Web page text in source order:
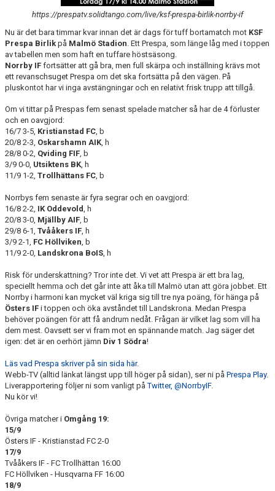
BILDARKIV
BILDER 2025
TABELL ETTAN SÖDRA 2025
https://prespatv.solidtango.com/live/ksf-prespa-birlik-norrby-if
Nu är det bara timmar kvar innan det är dags för tuff bortamatch mot KSF
Prespa Birlik på Malmö Stadion. Ett Prespa, som länge låg med i toppen
av tabellen men som haft en tuffare höstsäsong.
Norrby IF fortsätter att gå bra, men full skärpa och inställning krävs mot
ett revanschsuget Prespa om det ska fortsätta på den vägen. På
pluskontot har vi inga avstängningar och en relativt frisk trupp att tillgå.
Om vi tittar på Prespas fem senast spelade matcher så har de 4 förluster
och en oavgjord:
16/7 3-5, Kristianstad FC, b
20/8 2-3, Oskarshamn AIK, h
28/8 0-2, Qviding FIF, b
3/9 0-0, Utsiktens BK, h
11/9 1-2, Trollhättans FC, b
Norrbys fem senaste är fyra segrar och en oavgjord:
16/8 2-2, IK Oddevold, h
20/8 3-0, Mjällby AIF, b
29/8 6-1, Tvååkers IF, h
3/9 2-1, FC Höllviken, b
11/9 2-0, Landskrona BoIS, h
Risk för underskattning? Tror inte det. Vi vet att Prespa är ett bra lag,
speciellt hemma och det går inte att åka till Malmö utan att göra jobbet. Ett
Norrby i harmoni kan mycket väl kriga sig till tre nya poäng, för hänga på
Östers IF i toppen och öka avståndet till Landskrona. Medan Prespa
behöver poängen för att få andrum nedåt. Frågan är vilket lag som vill ha
dem mest. Oavsett ser vi fram mot en spännande match. Jag säger det
igen: det är en oerhört jämn Div 1 Södra!
Läs vad Prespa skriver på sin sida här.
Webb-TV (alltid länkat längst upp till höger på sidan), ser ni på Prespa Play.
Liverapportering följer ni som vanligt påTwitter, @NorrbyIF.
Nu kör vi!
Övriga matcher i Omgång 19:
15/9
Östers IF - Kristianstad FC 2-0
17/9
Tvååkers IF - FC Trollhättan 16:00
FC Höllviken - Husqvarna FF 16:00
18/9